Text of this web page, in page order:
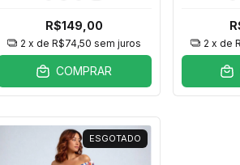
R$149,00
2 x deR$74,50 sem juros
COMPRAR
2 x de
ESGOTADO